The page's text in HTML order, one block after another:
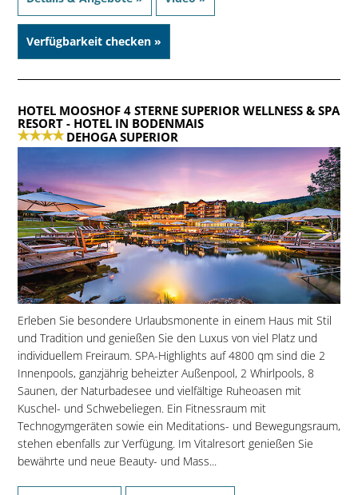
Verfügbarkeit checken »
HOTEL MOOSHOF 4 STERNE SUPERIOR WELLNESS & SPA
RESORT- HOTEL IN BODENMAIS
DEHOGA SUPERIOR
Erleben Sie besondere Urlaubsmonente in einem Haus mit Stil
und Tradition und genießen Sie den Luxus von viel Platz und
individuellem Freiraum. SPA-Highlights auf 4800 qm sind die 2
Innenpools, ganzjährig beheizter Außenpool, 2 Whirlpools, 8
Saunen, der Naturbadesee und vielfältige Ruheoasen mit
Kuschel- und Schwebeliegen. Ein Fitnessraum mit
Technogymgeräten sowie ein Meditations- und Bewegungsraum,
stehen ebenfalls zur Verfügung. Im Vitalresort genießen Sie
bewährte und neue Beauty- und Mass...